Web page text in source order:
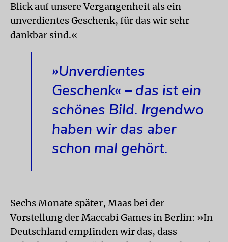
Blick auf unsere Vergangenheit als ein
unverdientes Geschenk, für das wir sehr
dankbar sind.«
»Unverdientes
Geschenk« – das ist ein
schönes Bild. Irgendwo
haben wir das aber
schon mal gehört.
Sechs Monate später, Maas bei der
Vorstellung der Maccabi Games in Berlin: »In
Deutschland empfinden wir das, dass